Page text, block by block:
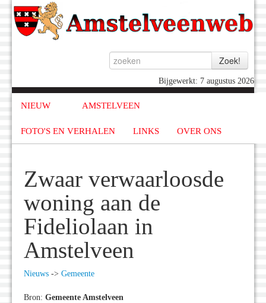
Bijgewerkt: 7 augustus 2026
NIEUW AMSTELVEEN
FOTO'S EN VERHALEN LINKS OVER ONS
Zwaar verwaarloosde
woning aan de
Fideliolaan in
Amstelveen
Nieuws -> Gemeente
Bron: Gemeente Amstelveen